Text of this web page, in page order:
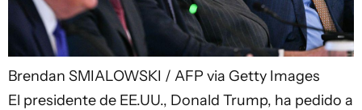
Brendan SMIALOWSKI / AFP via Getty Images
El presidente de EE.UU., Donald Trump, ha pedido a